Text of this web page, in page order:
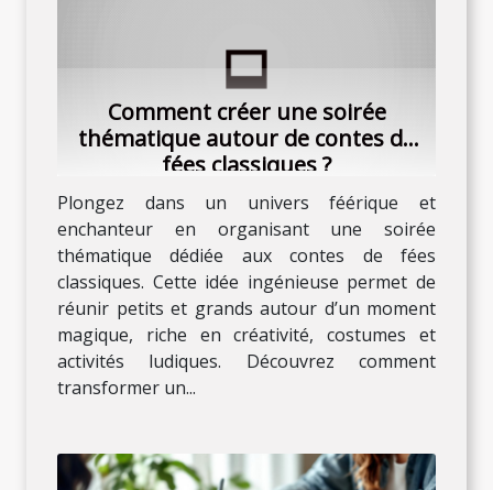
Comment créer une soirée
thématique autour de contes de
fées classiques ?
Plongez dans un univers féérique et
enchanteur en organisant une soirée
thématique dédiée aux contes de fées
classiques. Cette idée ingénieuse permet de
réunir petits et grands autour d’un moment
magique, riche en créativité, costumes et
activités ludiques. Découvrez comment
transformer un...